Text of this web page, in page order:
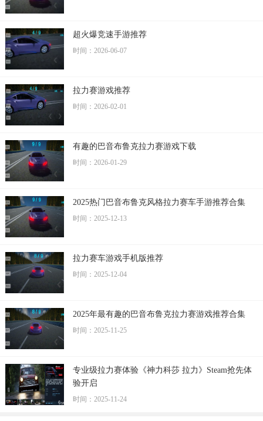
超火爆竞速手游推荐
时间：2026-06-07
拉力赛游戏推荐
时间：2026-02-01
有趣的巴音布鲁克拉力赛游戏下载
时间：2026-01-29
2025热门巴音布鲁克风格拉力赛车手游推荐合集
时间：2025-12-13
拉力赛车游戏手机版推荐
时间：2025-12-04
2025年最有趣的巴音布鲁克拉力赛游戏推荐合集
时间：2025-11-25
专业级拉力赛体验《神力科莎 拉力》Steam抢先体
验开启
时间：2025-11-24